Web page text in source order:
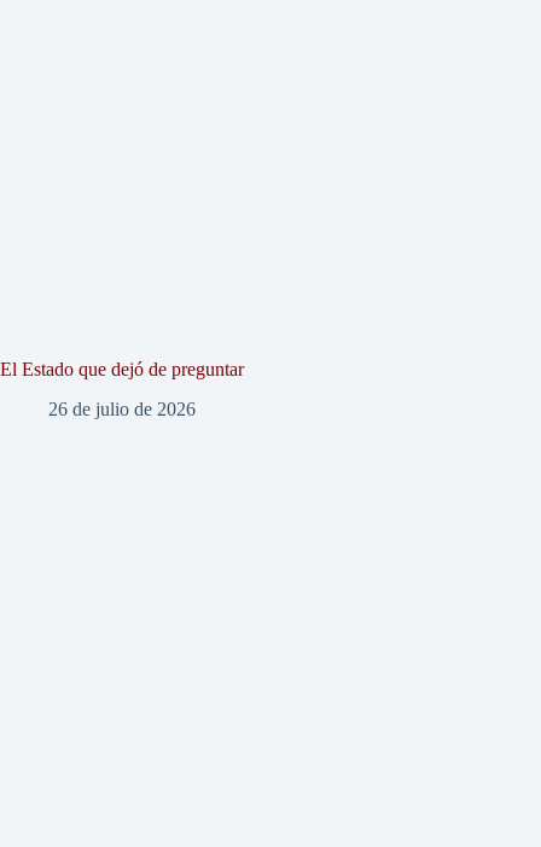
El Estado que dejó de preguntar
26 de julio de 2026